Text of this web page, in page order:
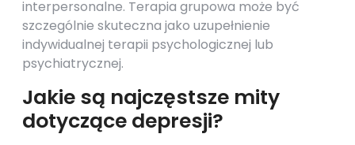
interpersonalne. Terapia grupowa może być
szczególnie skuteczna jako uzupełnienie
indywidualnej terapii psychologicznej lub
psychiatrycznej.
Jakie są najczęstsze mity
dotyczące depresji?